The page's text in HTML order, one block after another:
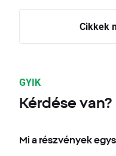
Cikkek
GYIK
Kérdése van?
Mi a részvények